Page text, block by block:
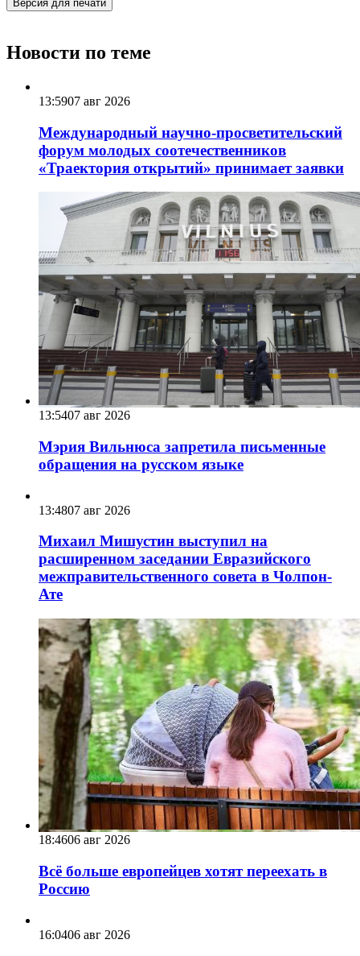
Версия для печати
Новости по теме
13:5907 авг 2026
Международный научно-просветительский
форум молодых соотечественников
«Траектория открытий» принимает заявки
13:5407 авг 2026
Мэрия Вильнюса запретила письменные
обращения на русском языке
13:4807 авг 2026
Михаил Мишустин выступил на
расширенном заседании Евразийского
межправительственного совета в Чолпон-
Ате
18:4606 авг 2026
Всё больше европейцев хотят переехать в
Россию
16:0406 авг 2026